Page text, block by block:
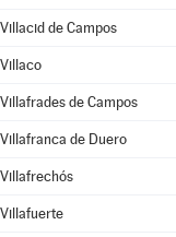
Villacid de Campos
Villaco
Villafrades de Campos
Villafranca de Duero
Villafrechós
Villafuerte